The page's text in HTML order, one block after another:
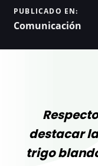
PUBLICADO EN:
Comunicación
destacar
trigo